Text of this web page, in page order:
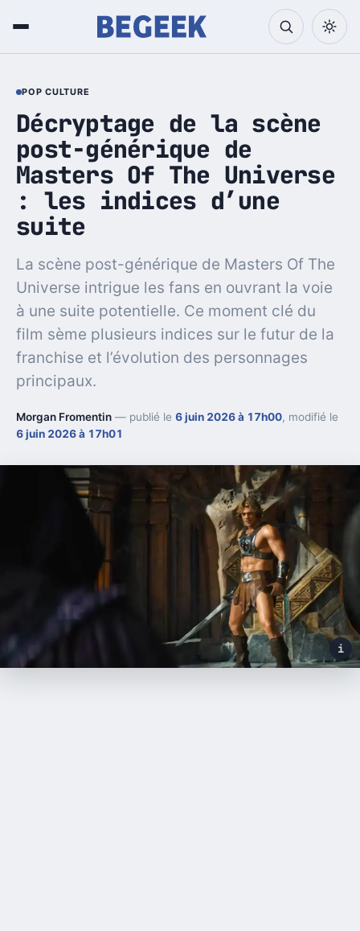
POP CULTURE
Décryptage de la scène
post-générique de
Masters Of The Universe
: les indices d’une
suite
La scène post-générique de Masters Of The
Universe intrigue les fans en ouvrant la voie
à une suite potentielle. Ce moment clé du
film sème plusieurs indices sur le futur de la
franchise et l’évolution des personnages
principaux.
Morgan Fromentin — publié le 6 juin 2026 à 17h00, modifié le
6 juin 2026 à 17h01
i